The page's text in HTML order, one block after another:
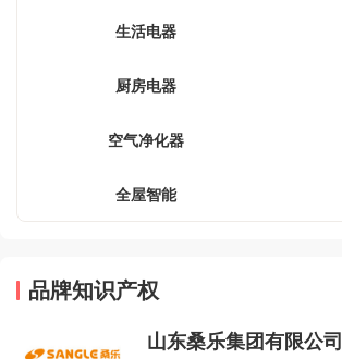
生活电器
厨房电器
空气净化器
全屋智能
品牌知识产权
山东桑乐集团有限公司